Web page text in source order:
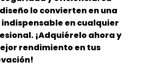
lo convierten en una
en cualquier
¡Adquiérelo ahora y
rendimiento en tus